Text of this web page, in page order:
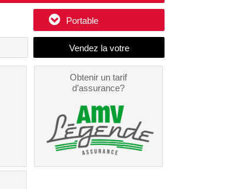
Portable
Obtenir un tarif
d’assurance?